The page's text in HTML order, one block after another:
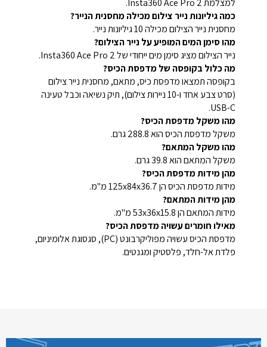
למצלמת Insta360 Ace Pro 2.
כמה גיליונות נייר צילום מכילה מחסנית הנייר?
מחסנית נייר הצילום מכילה 10 גיליונות נייר.
מהו סימן המים המופיע על נייר הצילום?
נייר הצילום מציג סימן מים ייחודי של Insta360 Ace Pro 2.
מה כלול בקופסה של מדפסת הכיס?
בקופסה תמצאו מדפסת כיס, מתאם, מחסנית נייר צילום
(סרט צבע אחד ו-10 ניירות צילום), תיק נשיאה וכבל טעינה
USB-C.
מהו משקל מדפסת הכיס?
משקל מדפסת הכיס הוא 288.8 גרם.
מהו משקל המתאם?
משקל המתאם הוא 39.8 גרם.
מהן מידות מדפסת הכיס?
מידות מדפסת הכיס הן 125x84x36.7 מ"מ.
מהן מידות המתאם?
מידות המתאם הן 53x36x15.8 מ"מ.
מאילו חומרים עשויה מדפסת הכיס?
מדפסת הכיס עשויה מפוליקרבונט (PC), סגסוגת אלומיניום,
פלדת אל-חלד, פלסטיק ומגנטים.